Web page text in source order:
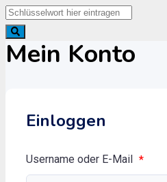
Mein Konto
Einloggen
Username oder E-Mail *